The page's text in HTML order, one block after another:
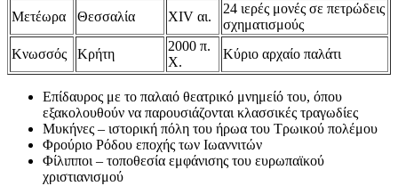
Μετέωρα
Θεσσαλία XIV αι.
24 ιερές μονές σε πετρώδεις
σχηματισμούς
Κνωσσός
Κρήτη
2000 π.
Χ.
Κύριο αρχαίο παλάτι
Επίδαυρος με το παλαιό θεατρικό μνημείό του, όπου
εξακολουθούν να παρουσιάζονται κλασσικές τραγωδίες
Μυκήνες – ιστορική πόλη του ήρωα του Τρωικού πολέμου
Φρούριο Ρόδου εποχής των Ιωαννιτών
Φίλιπποι – τοποθεσία εμφάνισης του ευρωπαϊκού
χριστιανισμού